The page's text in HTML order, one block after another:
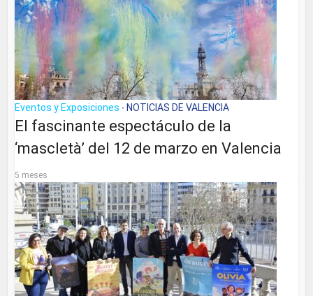
Eventos y Exposiciones • NOTICIAS DE VALENCIA
El fascinante espectáculo de la
‘mascletà’ del 12 de marzo en Valencia
5 meses